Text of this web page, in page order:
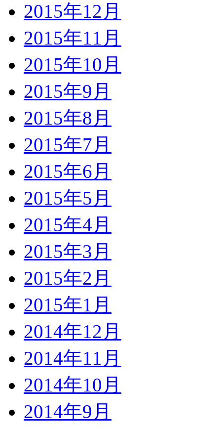
2015年12月
2015年11月
2015年10月
2015年9月
2015年8月
2015年7月
2015年6月
2015年5月
2015年4月
2015年3月
2015年2月
2015年1月
2014年12月
2014年11月
2014年10月
2014年9月